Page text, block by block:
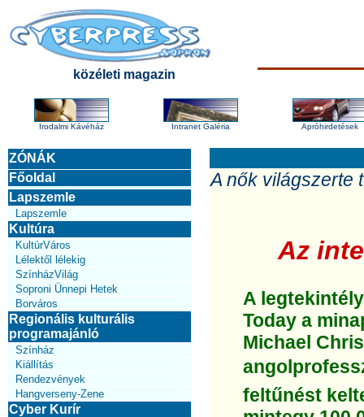
közéleti magazin
Irodalmi Kávéház Intranet Galéria Apróhirdetések
ZÓNÁK
Főoldal
Lapszemle
Lapszemle
Kultúra
KultúrVáros
Lélektől lélekig
SzínházVilág
Soproni Ünnepi Hetek
Borváros
Regionális kulturális
programajánló
Színház
Kiállítás
Rendezvények
Hangverseny-Zene
Cyber Kurír
A nők világszerte
Az
A
Today a
Michael
feltűnést